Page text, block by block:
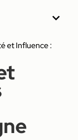
et Influence :